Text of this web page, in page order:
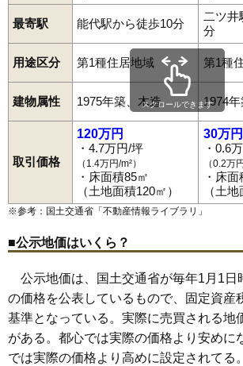
最寄駅 能代駅から徒歩10分
二ツ井
分
用途区分 第1種住居地域 第1種
建物属性 1975年築、木造 1974
取引価格
120万円
・4.7万円/坪
（1.4万円/m²）
・床面積85㎡
（土地面積120㎡）
30万円
・0.6
（0.2万
・床
（土
スクロールできます
※参考：国土交通省「 不動産情報ライブラリ 」
■公示地価はいくら？
公示地価は、国土交通省が毎年1月1日
の価格を公表しているもので、固定資産
基準となっている。実際に売買される地
がある。都心では実際の価格より安めに
では実際の価格より高めに設定されてる。